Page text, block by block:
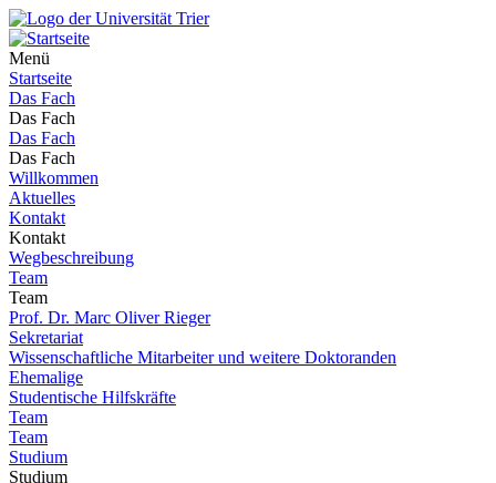
Menü
Startseite
Das Fach
Das Fach
Das Fach
Das Fach
Willkommen
Aktuelles
Kontakt
Kontakt
Wegbeschreibung
Team
Team
Prof. Dr. Marc Oliver Rieger
Sekretariat
Wissenschaftliche Mitarbeiter und weitere Doktoranden
Ehemalige
Studentische Hilfskräfte
Team
Team
Studium
Studium